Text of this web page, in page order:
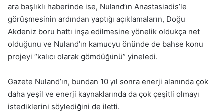
ara başlıklı haberinde ise, Nuland’ın Anastasiadis’le
görüşmesinin ardından yaptığı açıklamaların, Doğu
Akdeniz boru hattı inşa edilmesine yönelik oldukça net
olduğunu ve Nuland’ın kamuoyu önünde de bahse konu
projeyi “kalıcı olarak gömdüğünü” yineledi.
Gazete Nuland’ın, bundan 10 yıl sonra enerji alanında çok
daha yeşil ve enerji kaynaklarında da çok çeşitli olmayı
istediklerini söylediğini de iletti.